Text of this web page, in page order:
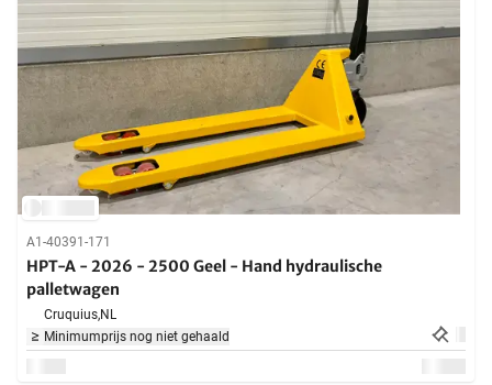
A1-40391-171
HPT-A - 2026 - 2500 Geel - Hand hydraulische
palletwagen
Cruquius,NL
Minimumprijs nog niet gehaald